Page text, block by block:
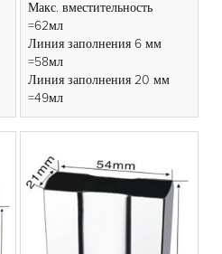
Макс. вместительность
=62мл
Линия заполнения 6 мм
=58мл
Линия заполнения 20 мм
=49мл